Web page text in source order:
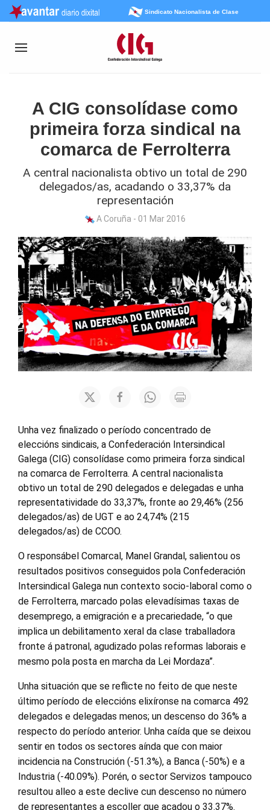
Sindicato Nacionalista de Clase
A CIG consolídase como
primeira forza sindical na
comarca de Ferrolterra
A central nacionalista obtivo un total de 290
delegados/as, acadando o 33,37% da
representación
A Coruña - 01 Mar 2016
Unha vez finalizado o período concentrado de
eleccións sindicais, a Confederación Intersindical
Galega (CIG) consolídase como primeira forza sindical
na comarca de Ferrolterra. A central nacionalista
obtivo un total de 290 delegados e delegadas e unha
representatividade do 33,37%, fronte ao 29,46% (256
delegados/as) de UGT e ao 24,74% (215
delegados/as) de CCOO.
O responsábel Comarcal, Manel Grandal, salientou os
resultados positivos conseguidos pola Confederación
Intersindical Galega nun contexto socio-laboral como o
de Ferrolterra, marcado polas elevadísimas taxas de
desemprego, a emigración e a precariedade, “o que
implica un debilitamento xeral da clase traballadora
fronte á patronal, agudizado polas reformas laborais e
mesmo pola posta en marcha da Lei Mordaza”.
Unha situación que se reflicte no feito de que neste
último período de eleccións elixíronse na comarca 492
delegados e delegadas menos; un descenso do 36% a
respecto do período anterior. Unha caída que se deixou
sentir en todos os sectores aínda que con maior
incidencia na Construción (-51.3%), a Banca (-50%) e a
Industria (-40.09%). Porén, o sector Servizos tampouco
resultou alleo a este declive cun descenso no número
de representantes a escoller que acadou o 33.37%.